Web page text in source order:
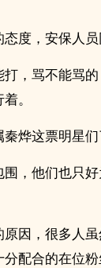
度，安保人员
，骂不能骂
。
烨这票明星们
，他们也只
因，很多人虽
配合的在位粉